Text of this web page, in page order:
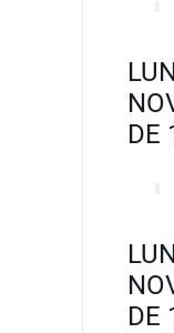
DE
DE